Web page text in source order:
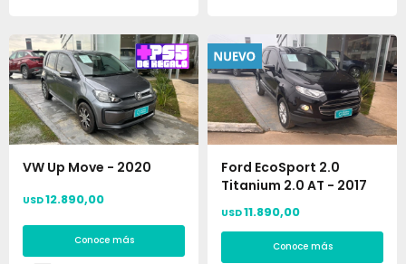
VW Up Move - 2020
USD12.890,00
Conoce más
Ford EcoSport 2.0
Titanium 2.0 AT - 2017
USD11.890,00
Conoce más